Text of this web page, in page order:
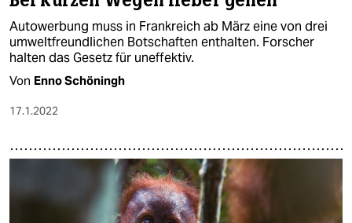
Autowerbung muss in Frankreich ab März eine von drei
umweltfreundlichen Botschaften enthalten. Forscher
halten das Gesetz für uneffektiv.
Von Enno Schöningh
17.1.2022